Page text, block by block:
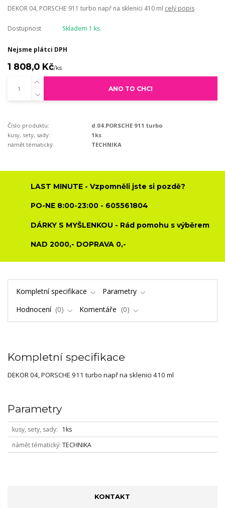
DEKOR 04, PORSCHE 911 turbo např na sklenici 410 ml celý popis
Dostupnost Skladem 1 ks
Nejsme plátci DPH
1 808,0 Kč/ks
ANO TO CHCI
Číslo produktu:
d.04.PORSCHE 911 turbo
kusy, sety, sady:
1ks
námět tématický:
TECHNIKA
LAST MINUTE - Vzpomněli jste si pozdě?
PO-NE 8:00-23:00 - 605561804
DÁRKY S MYŠLENKOU - Rád pomohu s výběrem
NAD 2000,- DOPRAVA 0,-
Kompletní specifikace
Parametry
Hodnocení
0 Komentáře 0
Kompletní specifikace
DEKOR 04, PORSCHE 911 turbo např na sklenici 410 ml
Parametry
kusy, sety, sady
1ks
námět tématický TECHNIKA
KONTAKT